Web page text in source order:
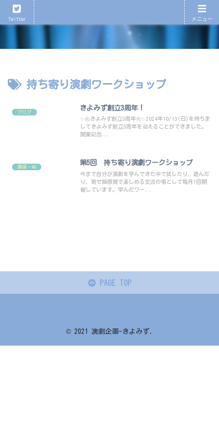
持ち寄り演劇ワークショップ
ブログ
きよみず創立3周年！
✨㊗️きよみず創立3周年㊗️✨2024年10/13(日)を持ちま
してきよみず創立3周年を迎えることができました。
開業記念...
講座・WS
第5回 持ち寄り演劇ワークショップ
今まで自分が演劇を学んできた中で試したり、遊んだ
り、寄せ鍋感覚で楽しめる交流の場として毎月1回開
催しています。学んだワー...
PAGE TOP
© 2021 演劇企画-きよみず.
Twitter メニュー